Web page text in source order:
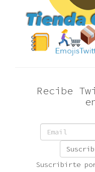
Recibe
Suscribirte por